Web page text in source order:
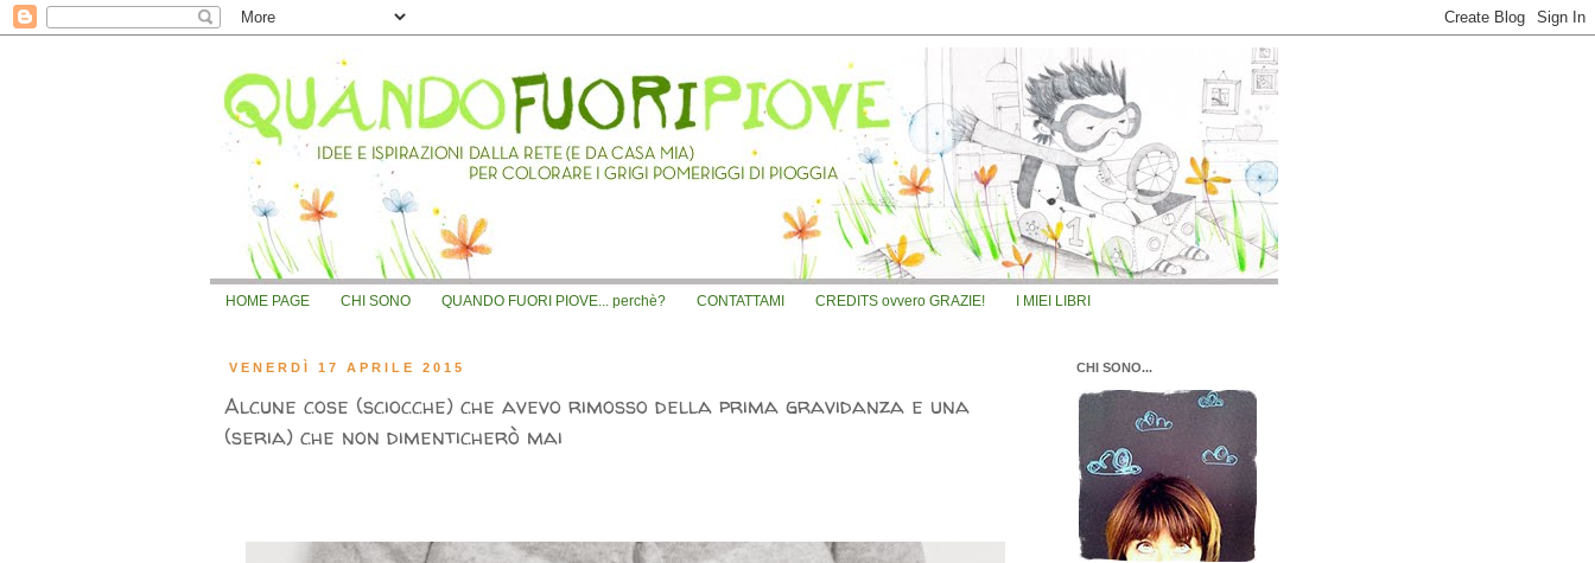
HOME PAGE CHI SONO QUANDO FUORI PIOVE... perchè? CONTATTAMI CREDITS ovvero GRAZIE! I MIEI LIBRI
VENERDÌ 17 APRILE 2015
Alcune cose (sciocche) che avevo rimosso della prima gravidanza e una
(seria) che non dimenticherò mai
CHI SONO...